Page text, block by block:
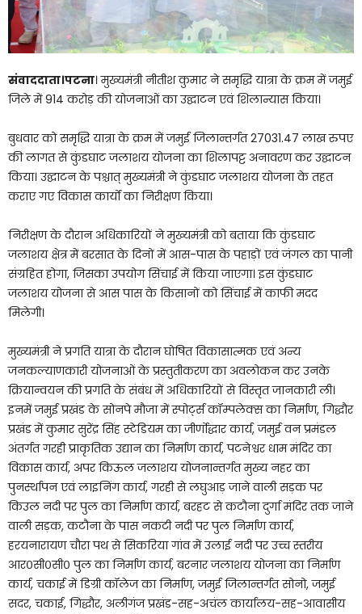
संवाददाता।पटना। मुख्यमंत्री नीतीश कुमार ने समृद्धि यात्रा के क्रम में जमुई
जिले में 914 करोड़ की योजनाओं का उद्घाटन एवं शिलान्यास किया।
बुधवार को समृद्धि यात्रा के क्रम में जमुई जिलान्तर्गत 27031.47 लाख रुपए
की लागत से कुंडघाट जलाशय योजना का शिलापट्ट अनावरण कर उद्घाटन
किया। उद्घाटन के पश्चात् मुख्यमंत्री ने कुंडघाट जलाशय योजना के तहत
कराए गए विकास कार्यों का निरीक्षण किया।
निरीक्षण के दौरान अधिकारियों ने मुख्यमंत्री को बताया कि कुंडघाट
जलाशय क्षेत्र में बरसात के दिनों में आस-पास के पहाड़ों एवं जंगल का पानी
संग्रहित होगा, जिसका उपयोग सिंचाई में किया जाएगा। इस कुंडघाट
जलाशय योजना से आस पास के किसानों को सिंचाई में काफी मदद
मिलेगी।
मुख्यमंत्री ने प्रगति यात्रा के दौरान घोषित विकासात्मक एवं अन्य
जनकल्याणकारी योजनाओं के प्रस्तुतीकरण का अवलोकन कर उनके
क्रियान्वयन की प्रगति के संबंध में अधिकारियों से विस्तृत जानकारी ली।
इनमें जमुई प्रखंड के सोनपे मौजा में स्पोर्ट्स कॉम्पलेक्स का निर्माण, गिद्धौर
प्रखंड में कुमार सुरेंद्र सिंह स्टेडियम का जीर्णोद्धार कार्य, जमुई वन प्रमंडल
अंतर्गत गरही प्राकृतिक उद्यान का निर्माण कार्य, पटनेश्वर धाम मंदिर का
विकास कार्य, अपर किऊल जलाशय योजनान्तर्गत मुख्य नहर का
पुनर्स्थापन एवं लाइनिंग कार्य, गरही से लघुआड़ जाने वाली सड़क पर
किउल नदी पर पुल का निर्माण कार्य, बरहट से कटौना दुर्गा मंदिर तक जाने
वाली सड़क, कटौना के पास नकटी नदी पर पुल निर्माण कार्य,
हरयनारायण चौरा पथ से सिकरिया गांव में उलाई नदी पर उच्च स्तरीय
आर०सी०सी० पुल का निर्माण कार्य, बरनार जलाशय योजना का निर्माण
कार्य, चकाई में डिग्री कॉलेज का निर्माण, जमुई जिलान्तर्गत सोनो, जमुई
सदर, चकाई, गिद्धौर, अलीगंज प्रखंड-सह-अचंल कार्यालय-सह-आवासीय